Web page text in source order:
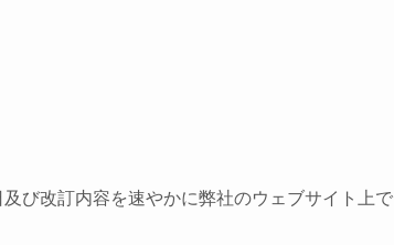
び改訂内容を速やかに弊社のウェブサイト上で